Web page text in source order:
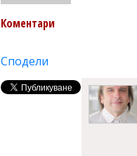
Коментари
Сподели